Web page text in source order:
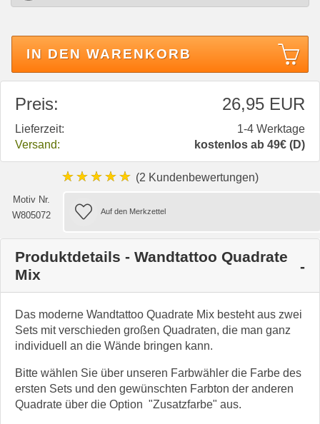
IN DEN WARENKORB
Preis: 26,95 EUR
Lieferzeit:
1-4 Werktage
Versand:
kostenlos ab 49€ (D)
★★★★★ (2 Kundenbewertungen)
Motiv Nr.
W805072
Produktdetails - Wandtattoo Quadrate
Mix
Das moderne Wandtattoo Quadrate Mix besteht aus zwei
Sets mit verschieden großen Quadraten, die man ganz
individuell an die Wände bringen kann.
Bitte wählen Sie über unseren Farbwähler die Farbe des
ersten Sets und den gewünschten Farbton der anderen
Quadrate über die Option "Zusatzfarbe" aus.